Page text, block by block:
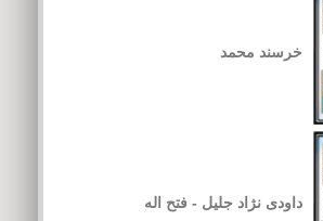
خرسند محمد
داودی نژاد جلیل - فتح اله